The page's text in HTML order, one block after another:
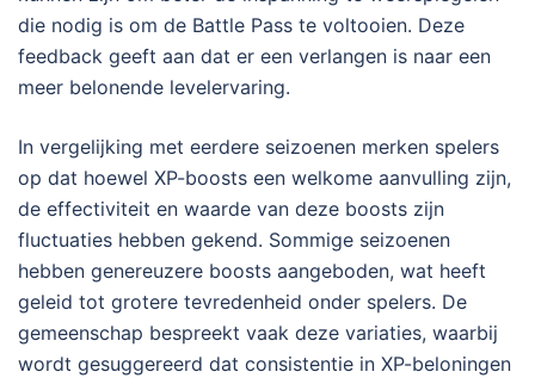
die nodig is om de Battle Pass te voltooien. Deze
feedback geeft aan dat er een verlangen is naar een
meer belonende levelervaring.
In vergelijking met eerdere seizoenen merken spelers
op dat hoewel XP-boosts een welkome aanvulling zijn,
de effectiviteit en waarde van deze boosts zijn
fluctuaties hebben gekend. Sommige seizoenen
hebben genereuzere boosts aangeboden, wat heeft
geleid tot grotere tevredenheid onder spelers. De
gemeenschap bespreekt vaak deze variaties, waarbij
wordt gesuggereerd dat consistentie in XP-beloningen